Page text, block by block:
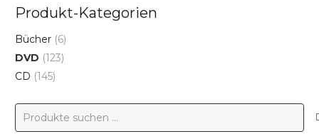
auf.
der
Produkt-Kategorien
Bücher (6)
DVD (123)
CD (145)
Suchen
nach: